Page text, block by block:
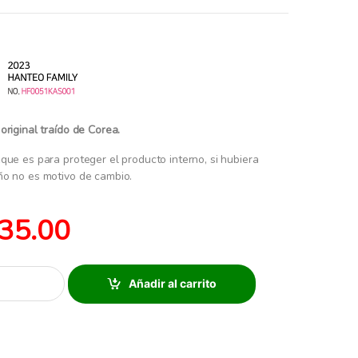
traído de Corea.
es para proteger el producto interno, si hubiera
no es motivo de cambio.
Añadir al carrito